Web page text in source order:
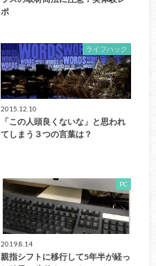
ポ
ライフハック
2015.12.10
「この人頭良くないな」と思われ
てしまう３つの言葉は？
PC
2019.8.14
親指シフトに移行して5年半が経っ